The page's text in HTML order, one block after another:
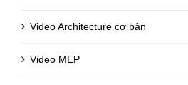
Video Architecture cơ bản
Video MEP